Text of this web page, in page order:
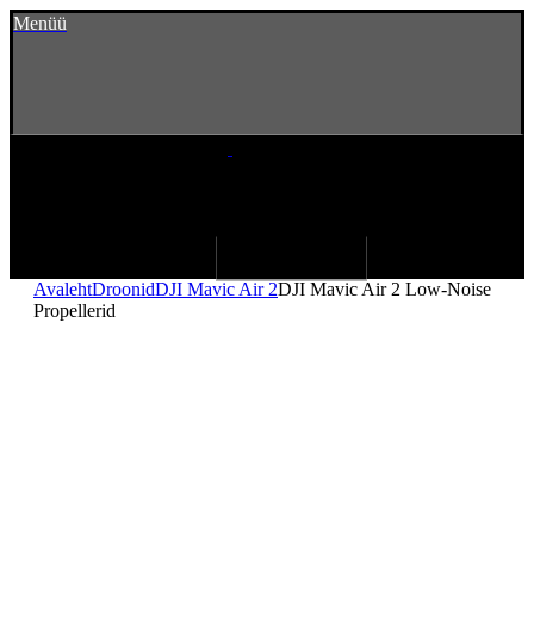
Menüü
AvalehtDroonidDJI Mavic Air 2DJI Mavic Air 2 Low-Noise
Propellerid